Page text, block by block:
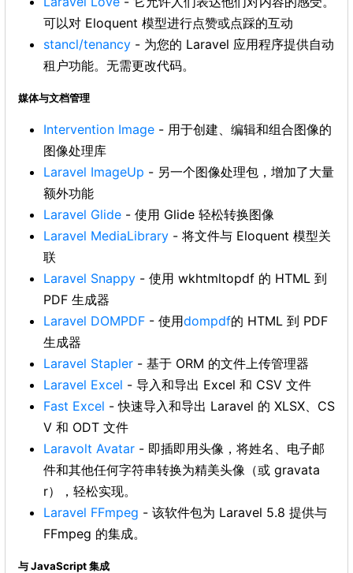
可以对 Eloquent 模型进行点赞或点踩的互动
stancl/tenancy - 为您的 Laravel 应用程序提供自动
租户功能。无需更改代码。
媒体与文档管理
Intervention Image - 用于创建、编辑和组合图像的
图像处理库
Laravel ImageUp - 另一个图像处理包，增加了大量
额外功能
Laravel Glide - 使用 Glide 轻松转换图像
Laravel MediaLibrary - 将文件与 Eloquent 模型关
联
Laravel Snappy - 使用 wkhtmltopdf 的 HTML 到
PDF 生成器
Laravel DOMPDF - 使用dompdf的 HTML 到 PDF
生成器
Laravel Stapler - 基于 ORM 的文件上传管理器
Laravel Excel - 导入和导出 Excel 和 CSV 文件
Fast Excel - 快速导入和导出 Laravel 的 XLSX、CS
V 和 ODT 文件
Laravolt Avatar - 即插即用头像，将姓名、电子邮
件和其他任何字符串转换为精美头像（或 gravata
r），轻松实现。
Laravel FFmpeg - 该软件包为 Laravel 5.8 提供与
FFmpeg 的集成。
与 JavaScript 集成